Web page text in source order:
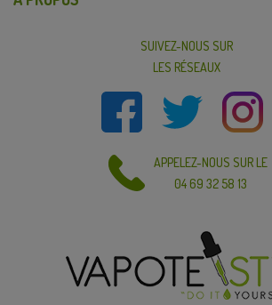
SUIVEZ-NOUS SUR
LES RÉSEAUX
APPELEZ-NOUS SUR LE
04 69 32 58 13